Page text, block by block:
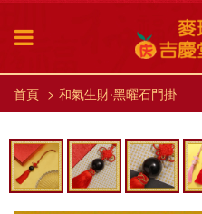
首頁 和氣生財‧黑曜石門掛